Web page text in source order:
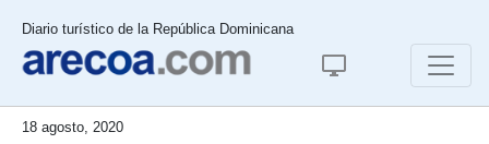
Diario turístico de la República Dominicana
18 agosto, 2020